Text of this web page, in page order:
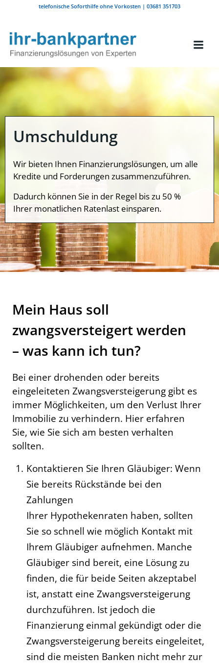
Zum
telefonische Soforthilfe ohne Vorkosten | 03681 351703
Umschuldung
Wir bieten Ihnen Finanzierungslösungen, um alle
Kredite und Forderungen zusammenzuführen.
Dadurch können Sie in der Regel bis zu 50 %
Ihrer monatlichen Ratenlast einsparen.
Mein Haus soll
zwangsversteigert werden
– was kann ich tun?
Bei einer drohenden oder bereits
eingeleiteten Zwangsversteigerung gibt es
immer Möglichkeiten, um den Verlust Ihrer
Immobilie zu verhindern. Hier erfahren
Sie, wie Sie sich am besten verhalten
sollten.
Kontaktieren Sie Ihren Gläubiger: Wenn
Sie bereits Rückstände bei den
Zahlungen
Ihrer Hypothekenraten haben, sollten
Sie so schnell wie möglich Kontakt mit
Ihrem Gläubiger aufnehmen. Manche
Gläubiger sind bereit, eine Lösung zu
finden, die für beide Seiten akzeptabel
ist, anstatt eine Zwangsversteigerung
durchzuführen. Ist jedoch die
Finanzierung einmal gekündigt oder die
Zwangsversteigerung bereits eingeleitet,
sind die meisten Banken nicht mehr zur